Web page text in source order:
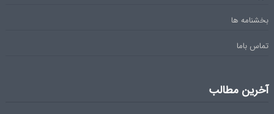
بخشنامه ها
تماس باما
آخرین مطالب